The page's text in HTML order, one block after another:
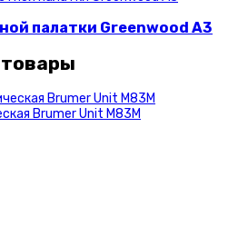
палатки Greenwood A3
Brumer Unit M83M